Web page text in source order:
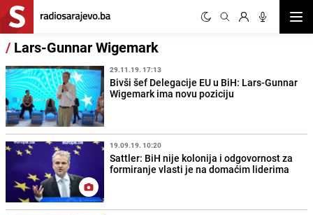
/ Lars-Gunnar Wigemark
29.11.19. 17:13
Bivši šef Delegacije EU u BiH: Lars-Gunnar
Wigemark ima novu poziciju
19.09.19. 10:20
Sattler: BiH nije kolonija i odgovornost za
formiranje vlasti je na domaćim liderima